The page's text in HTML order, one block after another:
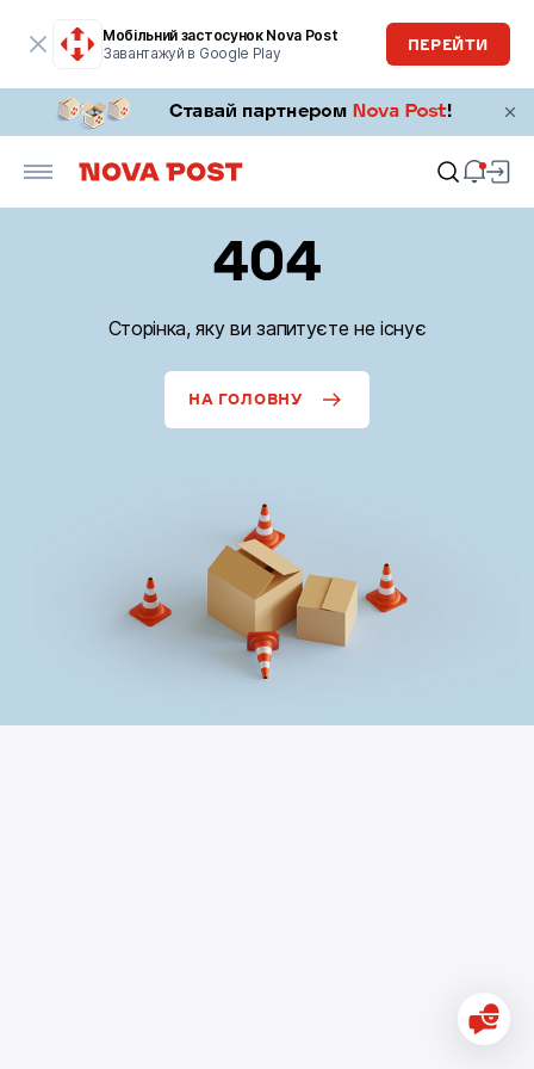
Мобільний застосунок Nova Post
Завантажуй в Google Play
ПЕРЕЙТИ
404
Сторінка, яку ви запитуєте не існує
НА ГОЛОВНУ